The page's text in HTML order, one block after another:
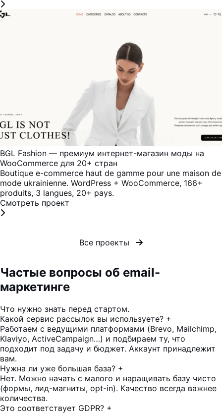
BGL Fashion — премиум интернет-магазин моды на
WooCommerce для 20+ стран
Boutique e-commerce haut de gamme pour une maison de
mode ukrainienne. WordPress + WooCommerce, 166+
produits, 3 langues, 20+ pays.
Смотреть проект
Все проекты
Частые вопросы об email-
маркетинге
Что нужно знать перед стартом.
Какой сервис рассылок вы используете? +
Работаем с ведущими платформами (Brevo, Mailchimp,
Klaviyo, ActiveCampaign…) и подбираем ту, что
подходит под задачу и бюджет. Аккаунт принадлежит
вам.
Нужна ли уже большая база? +
Нет. Можно начать с малого и наращивать базу чисто
(формы, лид-магниты, opt-in). Качество всегда важнее
количества.
Это соответствует GDPR? +